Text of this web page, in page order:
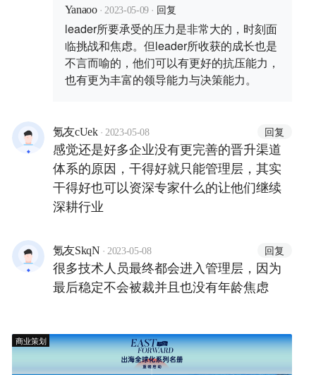
Yanaoo · 2023-05-09 · 回复
leader所要承受的压力是非常大的，时刻面
临挑战和焦虑。但leader所收获的成长也是
不言而喻的，他们可以有更好的抗压能力，
也有更为丰富的领导能力与决策能力。
氪友cUek · 2023-05-08 回复
感觉还是好多企业没有更完善的晋升渠道
体系的原因，干得好就只能管理层，其实
干得好也可以资深专家什么的让他们继续
深耕行业
氪友SkqN · 2023-05-08 回复
很多技术人员最终都会进入管理层，因为
最后稳定不会被裁并且也没有年龄焦虑
商业策划